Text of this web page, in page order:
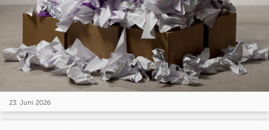
23. Juni 2026